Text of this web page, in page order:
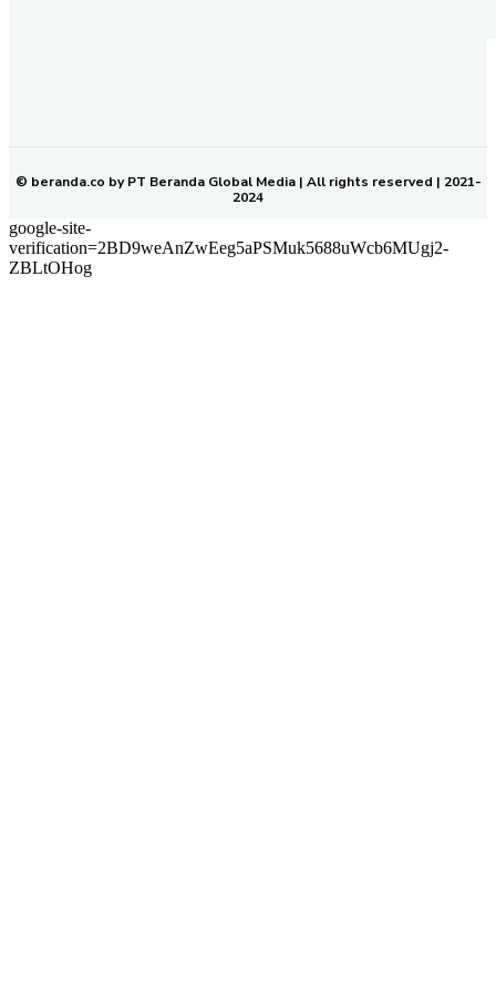
© beranda.co by PT Beranda Global Media | All rights reserved | 2021-
2024
google-site-
verification=2BD9weAnZwEeg5aPSMuk5688uWcb6MUgj2-
ZBLtOHog